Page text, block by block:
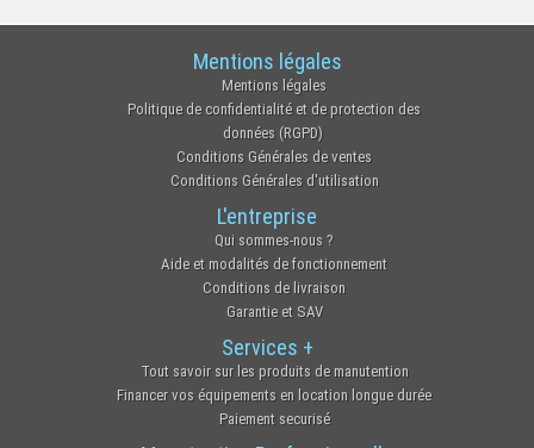
Mentions légales
Mentions légales
Politique de confidentialité et de protection des
données (RGPD)
Conditions Générales de ventes
Conditions Générales d'utilisation
L'entreprise
Qui sommes-nous ?
Aide et modalités de fonctionnement
Conditions de livraison
Garantie et SAV
Services +
Tout savoir sur les produits de manutention
Financer vos équipements en location longue durée
Paiement securisé